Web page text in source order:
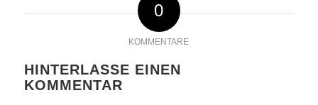
0
KOMMENTARE
HINTERLASSE EINEN
KOMMENTAR